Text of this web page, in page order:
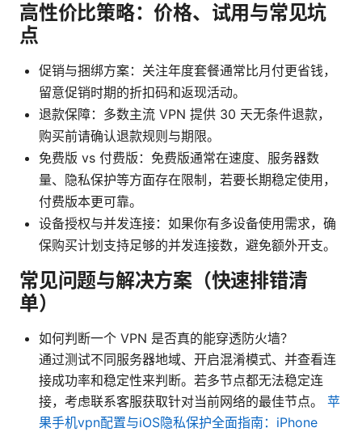
高性价比策略：价格、试用与常见坑
点
促销与捆绑方案：关注年度套餐通常比月付更省钱，
留意促销时期的折扣码和返现活动。
退款保障：多数主流 VPN 提供 30 天无条件退款，
购买前请确认退款规则与期限。
免费版 vs 付费版：免费版通常在速度、服务器数
量、隐私保护等方面存在限制，若要长期稳定使用，
付费版本更可靠。
设备授权与并发连接：如果你有多设备使用需求，确
保购买计划支持足够的并发连接数，避免额外开支。
常见问题与解决方案（快速排错清
单）
如何判断一个 VPN 是否真的能穿透防火墙？
通过测试不同服务器地域、开启混淆模式、并查看连
接成功率和稳定性来判断。若多节点都无法稳定连
接，考虑联系客服获取针对当前网络的最佳节点。 苹
果手机vpn配置与iOS隐私保护全面指南：iPhone